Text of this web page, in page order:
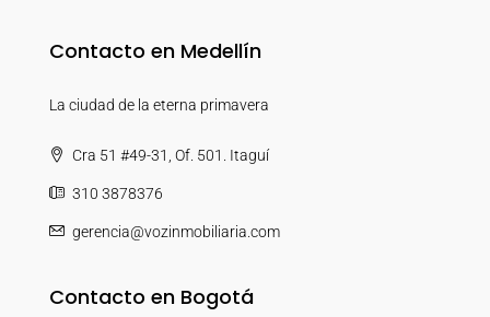
Contacto en Medellín
La ciudad de la eterna primavera
Cra 51 #49-31, Of. 501. Itaguí
310 3878376
gerencia@vozinmobiliaria.com
Contacto en Bogotá